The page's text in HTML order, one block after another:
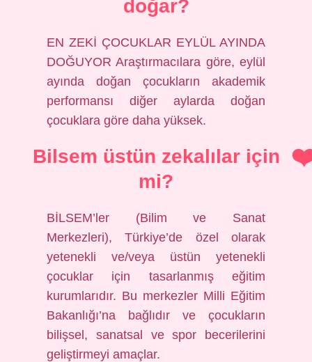
doğar?
EN ZEKİ ÇOCUKLAR EYLÜL AYINDA
DOĞUYOR Araştırmacılara göre, eylül
ayında doğan çocukların akademik
performansı diğer aylarda doğan
çocuklara göre daha yüksek.
Bilsem üstün zekalılar için
mi?
BİLSEM’ler (Bilim ve Sanat
Merkezleri), Türkiye’de özel olarak
yetenekli ve/veya üstün yetenekli
çocuklar için tasarlanmış eğitim
kurumlarıdır. Bu merkezler Milli Eğitim
Bakanlığı’na bağlıdır ve çocukların
bilişsel, sanatsal ve spor becerilerini
geliştirmeyi amaçlar.